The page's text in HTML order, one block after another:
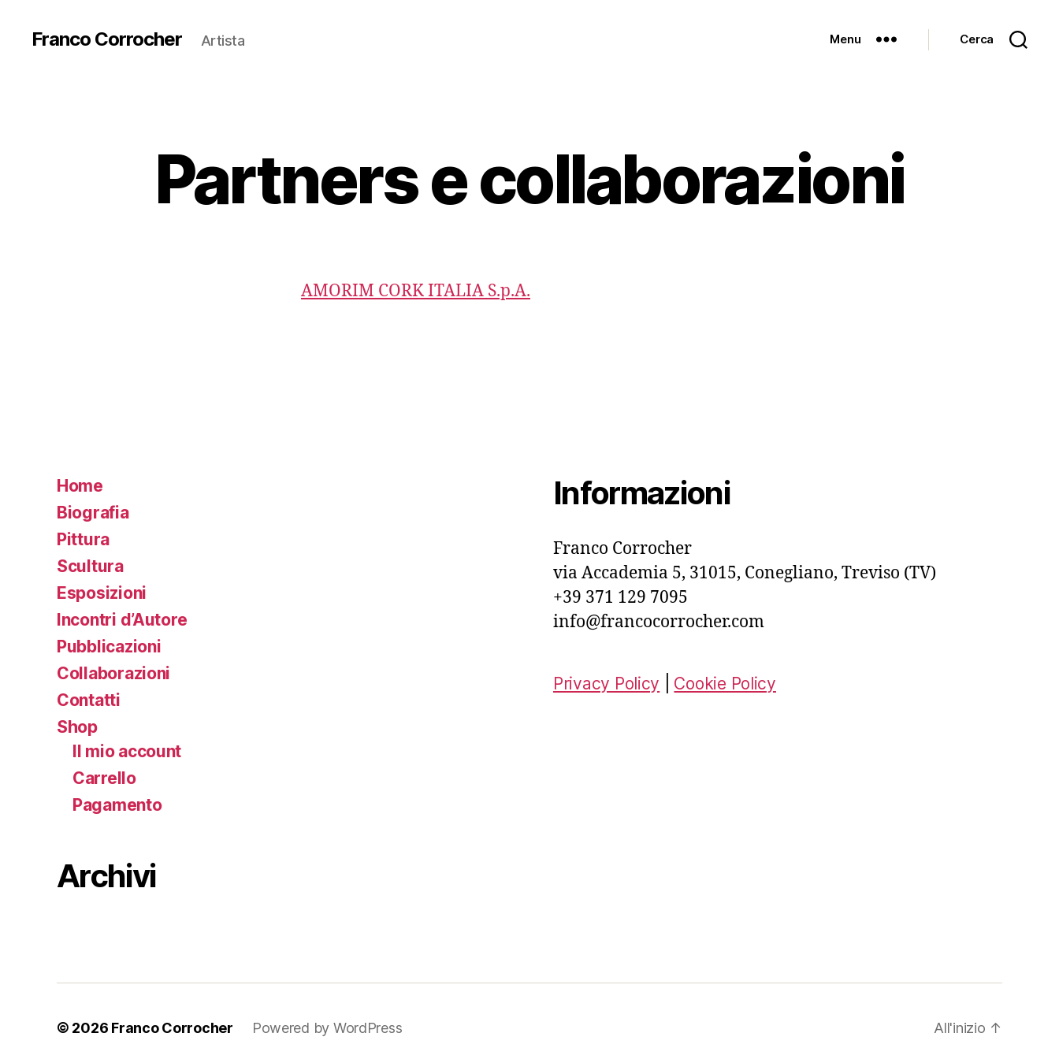
Franco Corrocher Artista Menu Cerca
Partners e collaborazioni
AMORIM CORK ITALIA S.p.A.
Home
Biografia
Pittura
Scultura
Esposizioni
Incontri d’Autore
Pubblicazioni
Collaborazioni
Contatti
Shop
Il mio account
Carrello
Pagamento
Archivi
Informazioni
Franco Corrocher
via Accademia 5, 31015, Conegliano, Treviso (TV)
+39 371 129 7095
info@francocorrocher.com
Privacy Policy Cookie Policy
© 2026 Franco Corrocher Powered by WordPress All'inizio ↑